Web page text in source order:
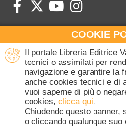
COOKIE
Il portale Libreria Editrice
tecnici o assimilati per
navigazione e garantire la
anche cookies tecnici e di
vuoi saperne di più o
cookies, clicca qui.
Chiudendo questo banner,
o cliccando qualunque suo
HAI BISOGNO DI
Contattaci
+39 06 698
Lunedì-
Venerdì 8-14
(Escluse